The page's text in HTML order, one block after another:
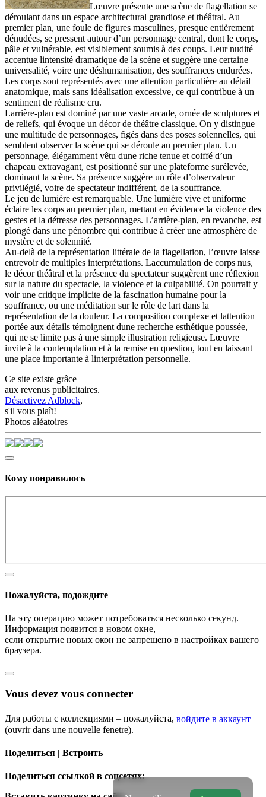
Lœuvre présente une scène de flagellation se
déroulant dans un espace architectural grandiose et théâtral. Au
premier plan, une foule de figures masculines, presque entièrement
dénudées, se pressent autour d’un personnage central, dont le corps,
pâle et vulnérable, est visiblement soumis à des coups. Leur nudité
accentue lintensité dramatique de la scène et suggère une certaine
universalité, voire une déshumanisation, des souffrances endurées.
Les corps sont représentés avec une attention particulière au détail
anatomique, mais sans idéalisation excessive, ce qui contribue à un
sentiment de réalisme cru.
Larrière-plan est dominé par une vaste arcade, ornée de sculptures et
de reliefs, qui évoque un décor de théâtre classique. On y distingue
une multitude de personnages, figés dans des poses solennelles, qui
semblent observer la scène qui se déroule au premier plan. Un
personnage, élégamment vêtu dune riche tenue et coiffé d’un
chapeau extravagant, est positionné sur une plateforme surélevée,
dominant la scène. Sa présence suggère un rôle d’observateur
privilégié, voire de spectateur indifférent, de la souffrance.
Le jeu de lumière est remarquable. Une lumière vive et uniforme
éclaire les corps au premier plan, mettant en évidence la violence des
gestes et la détresse des personnages. L’arrière-plan, en revanche, est
plongé dans une pénombre qui contribue à créer une atmosphère de
mystère et de solennité.
Au-delà de la représentation littérale de la flagellation, l’œuvre laisse
entrevoir de multiples interprétations. Laccumulation de corps nus,
le décor théâtral et la présence du spectateur suggèrent une réflexion
sur la nature du spectacle, la violence et la culpabilité. On pourrait y
voir une critique implicite de la fascination humaine pour la
souffrance, ou une méditation sur le rôle de lart dans la
représentation de la douleur. La composition complexe et lattention
portée aux détails témoignent dune recherche esthétique poussée,
qui ne se limite pas à une simple illustration religieuse. Lœuvre
invite à la contemplation et à la remise en question, tout en laissant
une place importante à linterprétation personnelle.
Ce site existe grâce
aux revenus publicitaires.
Désactivez Adblock,
s'il vous plaît!
Photos aléatoires
Кому понравилось
Пожалуйста, подождите
На эту операцию может потребоваться несколько секунд.
Информация появится в новом окне,
если открытие новых окон не запрещено в настройках вашего
браузера.
Vous devez vous connecter
Для работы с коллекциями – пожалуйста, войдите в аккаунт
(ouvrir dans une nouvelle fenetre).
Поделиться | Встроить
Поделиться ссылкой в соцсетях: